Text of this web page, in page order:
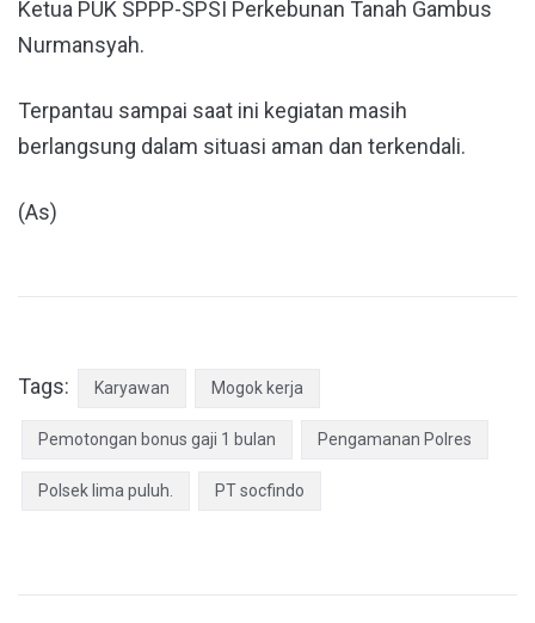
Ketua PUK SPPP-SPSI Perkebunan Tanah Gambus
Nurmansyah.
Terpantau sampai saat ini kegiatan masih
berlangsung dalam situasi aman dan terkendali.
(As)
Tags: Karyawan Mogok kerja
Pemotongan bonus gaji 1 bulan Pengamanan Polres
Polsek lima puluh. PT socfindo